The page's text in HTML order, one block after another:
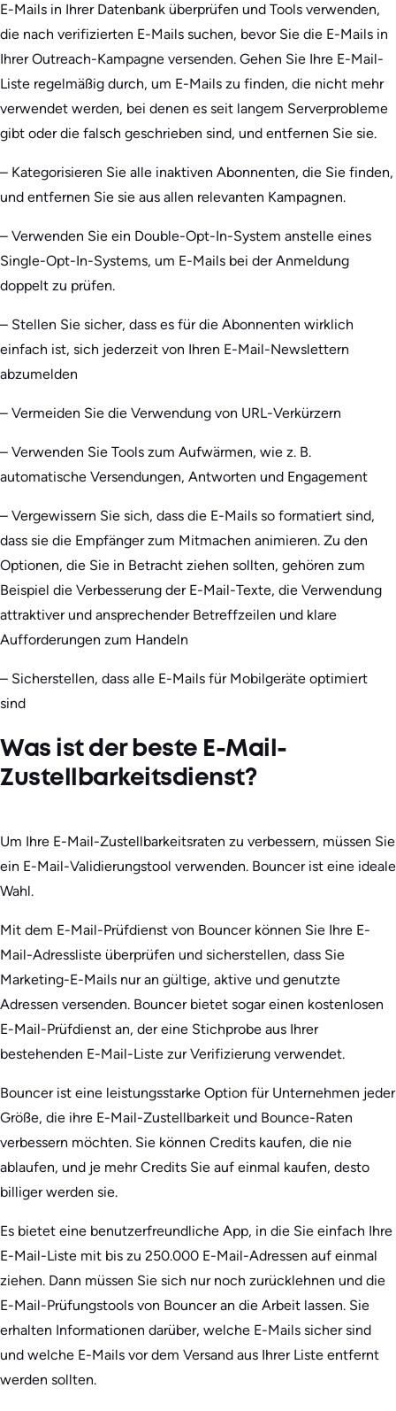
E-Mails in Ihrer Datenbank überprüfen und Tools verwenden,
die nach verifizierten E-Mails suchen, bevor Sie die E-Mails in
Ihrer Outreach-Kampagne versenden. Gehen Sie Ihre E-Mail-
Liste regelmäßig durch, um E-Mails zu finden, die nicht mehr
verwendet werden, bei denen es seit langem Serverprobleme
gibt oder die falsch geschrieben sind, und entfernen Sie sie.
– Kategorisieren Sie alle inaktiven Abonnenten, die Sie finden,
und entfernen Sie sie aus allen relevanten Kampagnen.
– Verwenden Sie ein Double-Opt-In-System anstelle eines
Single-Opt-In-Systems, um E-Mails bei der Anmeldung
doppelt zu prüfen.
– Stellen Sie sicher, dass es für die Abonnenten wirklich
einfach ist, sich jederzeit von Ihren E-Mail-Newslettern
abzumelden
– Vermeiden Sie die Verwendung von URL-Verkürzern
– Verwenden Sie Tools zum Aufwärmen, wie z. B.
automatische Versendungen, Antworten und Engagement
– Vergewissern Sie sich, dass die E-Mails so formatiert sind,
dass sie die Empfänger zum Mitmachen animieren. Zu den
Optionen, die Sie in Betracht ziehen sollten, gehören zum
Beispiel die Verbesserung der E-Mail-Texte, die Verwendung
attraktiver und ansprechender Betreffzeilen und klare
Aufforderungen zum Handeln
– Sicherstellen, dass alle E-Mails für Mobilgeräte optimiert
sind
Was ist der beste E-Mail-
Zustellbarkeitsdienst?
Um Ihre E-Mail-Zustellbarkeitsraten zu verbessern, müssen Sie
ein E-Mail-Validierungstool verwenden. Bouncer ist eine ideale
Wahl.
Mit dem E-Mail-Prüfdienst von Bouncer können Sie Ihre E-
Mail-Adressliste überprüfen und sicherstellen, dass Sie
Marketing-E-Mails nur an gültige, aktive und genutzte
Adressen versenden. Bouncer bietet sogar einen kostenlosen
E-Mail-Prüfdienst an, der eine Stichprobe aus Ihrer
bestehenden E-Mail-Liste zur Verifizierung verwendet.
Bouncer ist eine leistungsstarke Option für Unternehmen jeder
Größe, die ihre E-Mail-Zustellbarkeit und Bounce-Raten
verbessern möchten. Sie können Credits kaufen, die nie
ablaufen, und je mehr Credits Sie auf einmal kaufen, desto
billiger werden sie.
Es bietet eine benutzerfreundliche App, in die Sie einfach Ihre
E-Mail-Liste mit bis zu 250.000 E-Mail-Adressen auf einmal
ziehen. Dann müssen Sie sich nur noch zurücklehnen und die
E-Mail-Prüfungstools von Bouncer an die Arbeit lassen. Sie
erhalten Informationen darüber, welche E-Mails sicher sind
und welche E-Mails vor dem Versand aus Ihrer Liste entfernt
werden sollten.